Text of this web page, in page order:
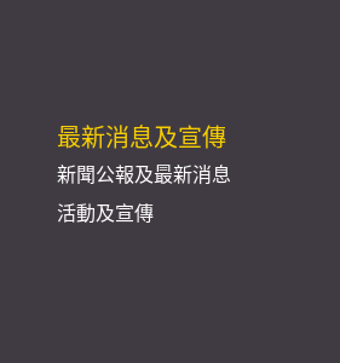
最新消息及宣傳
新聞公報及最新消息
活動及宣傳